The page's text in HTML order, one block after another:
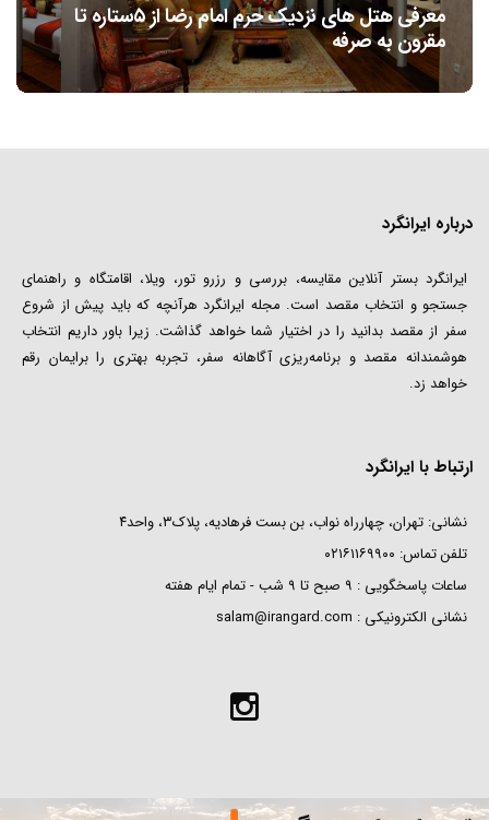
معرفی هتل های نزدیک حرم امام رضا از ۵ستاره تا
مقرون به صرفه
درباره ایرانگرد
ایرانگرد بستر آنلاین مقایسه، بررسی و رزرو تور، ویلا، اقامتگاه و راهنمای
جستجو و انتخاب مقصد است. مجله ایرانگرد هرآنچه که باید پیش از شروع
سفر از مقصد بدانید را در اختیار شما خواهد گذاشت. زیرا باور داریم انتخاب
هوشمندانه مقصد و برنامه‌ریزی آگاهانه سفر، تجربه بهتری را برایمان رقم
خواهد زد.
ارتباط با ایرانگرد
نشانی: تهران، چهارراه نواب، بن بست فرهادیه، پلاک۳، واحد۴
تلفن تماس: ۰۲۱۶۱۱۶۹۹۰۰
ساعات پاسخگویی : ۹ صبح تا ۹ شب - تمام ایام هفته
نشانی الکترونیکی :‌ salam@irangard.com